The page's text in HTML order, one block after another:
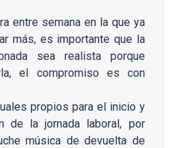
entre semana en la que ya
más, es importante que la
sea realista porque
el compromiso es con
propios para el inicio y
de la jornada laboral, por
música de devuelta de